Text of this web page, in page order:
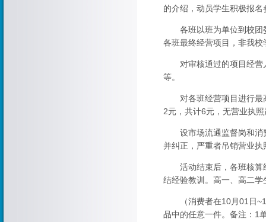
的介绍，动员学生积极报名
各班以班为单位到校团委
各班最终经营项目，非我
对审核通过的项目经营人
等。
对各班经营项目进行最
2元，共计6元，无营业执
设市场流通监督岗和消费
并纠正，严重者吊销营业
活动结束后，各班核算经
结经验教训。高一、高二
（消费者在10月01日~10
品中的任意一件。备注：1